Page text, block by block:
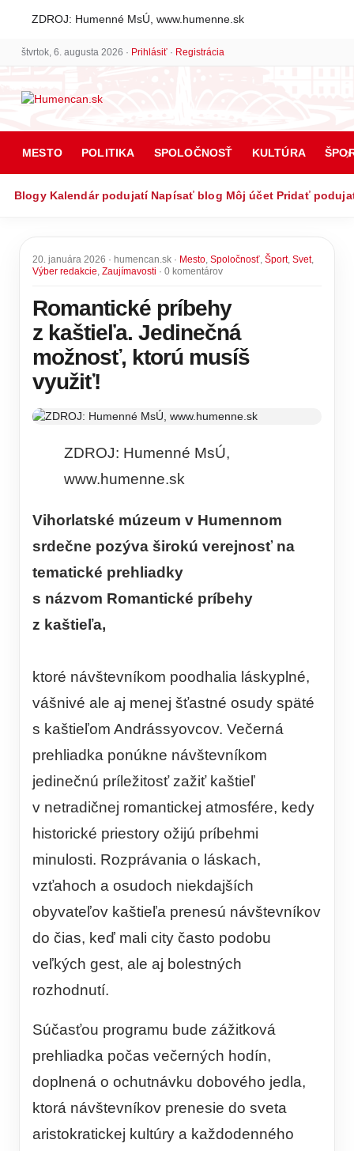
ZDROJ: Humenné MsÚ, www.humenne.sk
štvrtok, 6. augusta 2026 · Prihlásiť· Registrácia
MESTO POLITIKA SPOLOČNOSŤ KULTÚRA
Blogy Kalendár podujatí Napísať blog Môj účet Pridať
20. januára 2026 · humencan.sk · Mesto, Spoločnosť, Šport, Svet,
Výber redakcie, Zaujímavosti · 0 komentárov
Romantické príbehy
z kaštieľa. Jedinečná
možnosť, ktorú musíš
využiť!
ZDROJ: Humenné MsÚ,
www.humenne.sk
Vihorlatské múzeum v Humennom
srdečne pozýva širokú verejnosť na
tematické prehliadky
s názvom Romantické príbehy
z kaštieľa,
ktoré návštevníkom poodhalia láskyplné,
vášnivé ale aj menej šťastné osudy späté
s kaštieľom Andrássyovcov. Večerná
prehliadka ponúkne návštevníkom
jedinečnú príležitosť zažiť kaštieľ
v netradičnej romantickej atmosfére, kedy
historické priestory ožijú príbehmi
minulosti. Rozprávania o láskach,
vzťahoch a osudoch niekdajších
obyvateľov kaštieľa prenesú návštevníkov
do čias, keď mali city často podobu
veľkých gest, ale aj bolestných
rozhodnutí.
Súčasťou programu bude zážitková
prehliadka počas večerných hodín,
doplnená o ochutnávku dobového jedla,
ktorá návštevníkov prenesie do sveta
aristokratickej kultúry a každodenného